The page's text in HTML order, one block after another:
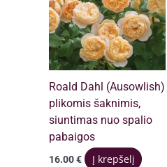
Roald Dahl (Ausowlish)
plikomis šaknimis,
siuntimas nuo spalio
pabaigos
16.00€ Į krepšelį